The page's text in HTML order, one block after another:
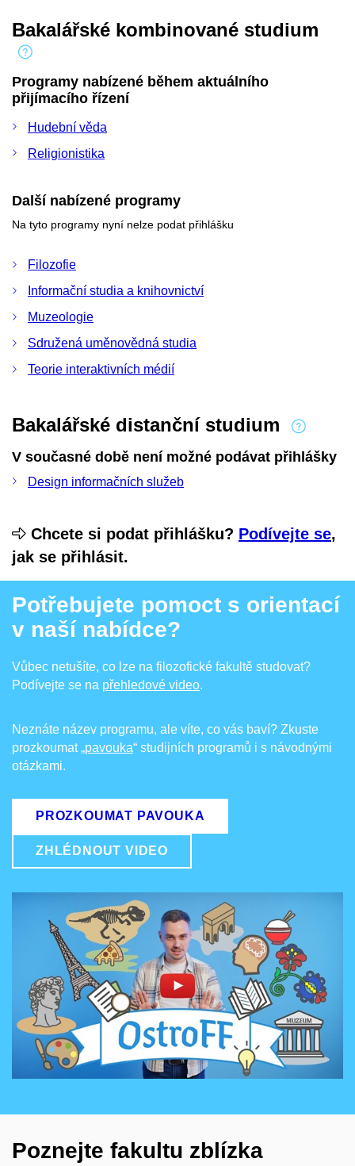
Bakalářské kombinované studium
Programy nabízené během aktuálního
přijímacího řízení
Hudební věda
Religionistika
Další nabízené programy
Na tyto programy nyní nelze podat přihlášku
Filozofie
Informační studia a knihovnictví
Muzeologie
Sdružená uměnovědná studia
Teorie interaktivních médií
Bakalářské distanční studium
V současné době není možné podávat přihlášky
Design informačních služeb
Chcete si podat přihlášku? Podívejte se,
jak se přihlásit.
Potřebujete pomoct s orientací
v naší nabídce?
Vůbec netušíte, co lze na filozofické fakultě studovat?
Podívejte se na přehledové video.
Neznáte název programu, ale víte, co vás baví? Zkuste
prozkoumat„pavouka“ studijních programů i s návodnými
otázkami.
PROZKOUMAT PAVOUKA
ZHLÉDNOUT VIDEO
Povolit cookies a přehrát
Otevřít na youtube.com
Poznejte fakultu zblízka